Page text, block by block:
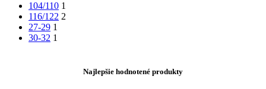
104/110 1
116/122 2
27-29 1
30-32 1
Najlepšie hodnotené produkty